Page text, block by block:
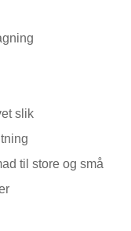
slik
til store og små